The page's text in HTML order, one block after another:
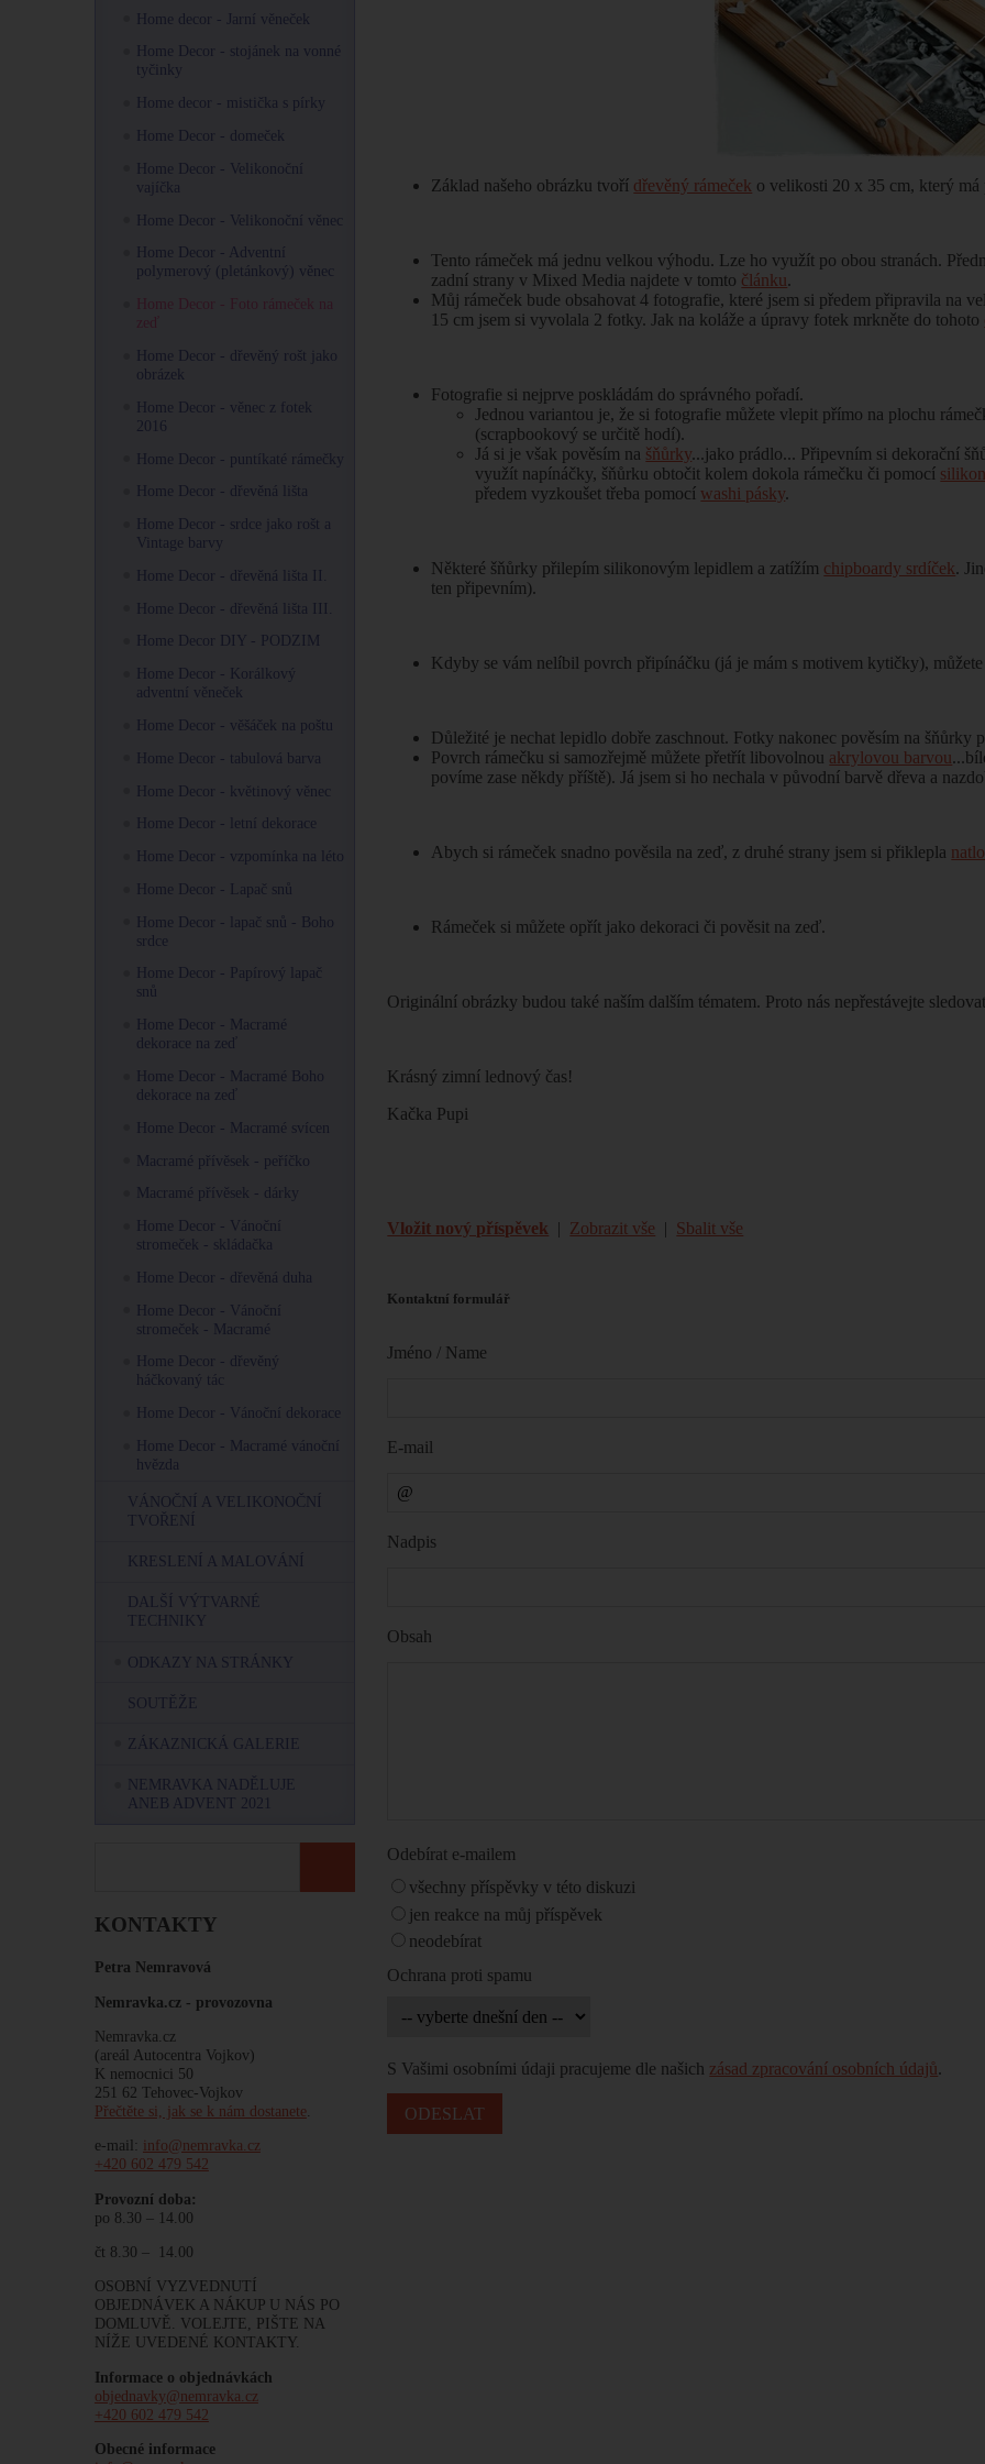
Home decor - Jarní věneček
Home Decor - stojánek na vonné
tyčinky
Home decor - mistička s pírky
Home Decor - domeček
Home Decor - Velikonoční
vajíčka
Home Decor - Velikonoční věnec
Home Decor - Adventní
polymerový (pletánkový) věnec
Home Decor - Foto rámeček na
zeď
Home Decor - dřevěný rošt jako
obrázek
Home Decor - věnec z fotek
2016
Home Decor - puntíkaté rámečky
Home Decor - dřevěná lišta
Home Decor - srdce jako rošt a
Vintage barvy
Home Decor - dřevěná lišta II.
Home Decor - dřevěná lišta III.
Home Decor DIY - PODZIM
Home Decor - Korálkový
adventní věneček
Home Decor - věšáček na poštu
Home Decor - tabulová barva
Home Decor - květinový věnec
Home Decor - letní dekorace
Home Decor - vzpomínka na léto
Home Decor - Lapač snů
Home Decor - lapač snů - Boho
srdce
Home Decor - Papírový lapač
snů
Home Decor - Macramé
dekorace na zeď
Home Decor - Macramé Boho
dekorace na zeď
Home Decor - Macramé svícen
Macramé přívěsek - peříčko
Macramé přívěsek - dárky
Home Decor - Vánoční
stromeček - skládačka
Home Decor - dřevěná duha
Home Decor - Vánoční
stromeček - Macramé
Home Decor - dřevěný
háčkovaný tác
Home Decor - Vánoční dekorace
Home Decor - Macramé vánoční
hvězda
VÁNOČNÍ A VELIKONOČNÍ
TVOŘENÍ
KRESLENÍ A MALOVÁNÍ
DALŠÍ VÝTVARNÉ
TECHNIKY
ODKAZY NA STRÁNKY
SOUTĚŽE
ZÁKAZNICKÁ GALERIE
NEMRAVKA NADĚLUJE
ANEB ADVENT 2021
KONTAKTY
Petra Nemravová
Nemravka.cz - provozovna
Nemravka.cz
(areál Autocentra Vojkov)
K nemocnici 50
251 62 Tehovec-Vojkov
Přečtěte si, jak se k nám dostanete.
e-mail: info@nemravka.cz
+420 602 479 542
Provozní doba:
po 8.30 – 14.00
čt 8.30 – 14.00
OSOBNÍ VYZVEDNUTÍ
OBJEDNÁVEK A NÁKUP U NÁS PO
DOMLUVĚ. VOLEJTE, PIŠTE NA
NÍŽE UVEDENÉ KONTAKTY.
Informace o objednávkách
objednavky@nemravka.cz
+420 602 479 542
Obecné informace
Základ našeho obrázku tvoří dřevěný rámeček o velikosti 20 x 35 cm, který má
Tento rámeček má jednu velkou výhodu. Lze ho využít po obou stranách.
zadní strany v Mixed Media najdete v tomto článku.
Můj rámeček bude obsahovat 4 fotografie, které jsem si předem připravila na
15 cm jsem si vyvolala 2 fotky. Jak na koláže a úpravy fotek mrkněte do tohoto
Fotografie si nejprve poskládám do správného pořadí.
Jednou variantou je, že si fotografie můžete vlepit přímo na plochu
(scrapbookový se určitě hodí).
Já si je však pověsím na šňůrky...jako prádlo... Připevním si dekorační
využít napínáčky, šňůrku obtočit kolem dokola rámečku či pomocí
předem vyzkoušet třeba pomocí washi pásky.
Některé šňůrky přilepím silikonovým lepidlem a zatížím chipboardy srdíček.
ten připevním).
Kdyby se vám nelíbil povrch připínáčku (já je mám s motivem kytičky),
Důležité je nechat lepidlo dobře zaschnout. Fotky nakonec pověsím na šňůrky
Povrch rámečku si samozřejmě můžete přetřít libovolnou akrylovou barvou
povíme zase někdy příště). Já jsem si ho nechala v původní barvě dřeva a
Abych si rámeček snadno pověsila na zeď, z druhé strany jsem si přiklepla
Rámeček si můžete opřít jako dekoraci či pověsit na zeď.
Originální obrázky budou také naším dalším tématem. Proto nás nepřestávejte
Krásný zimní lednový čas!
Kačka Pupi
Vložit nový příspěvek | Zobrazit vše | Sbalit vše
Kontaktní formulář
Jméno / Name
E-mail
Nadpis
Obsah
Odebírat e-mailem
všechny příspěvky v této diskuzi
jen reakce na můj příspěvek
neodebírat
Ochrana proti spamu
S Vašimi osobními údaji pracujeme dle našich zásad zpracování osobních údajů.